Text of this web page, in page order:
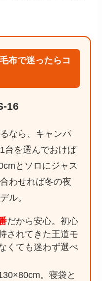
布で迷ったらコ
16
なら、キャンパ
台を選んでおけば
とソロにジャス
わせれば冬の夜
ル。
だから安心。初心
されてきた王道モ
くても迷わず選べ
。寝袋と